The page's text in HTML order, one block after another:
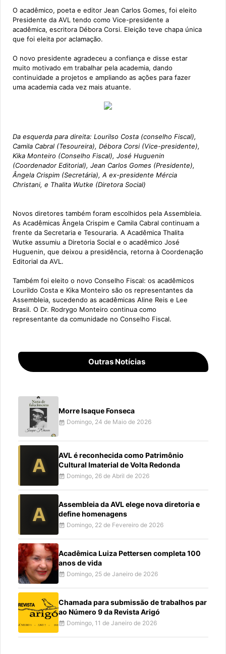
O acadêmico, poeta e editor Jean Carlos Gomes, foi eleito
Presidente da AVL tendo como Vice-presidente a
acadêmica, escritora Débora Corsi. Eleição teve chapa única
que foi eleita por aclamação.
O novo presidente agradeceu a confiança e disse estar
muito motivado em trabalhar pela academia, dando
continuidade a projetos e ampliando as ações para fazer
uma academia cada vez mais atuante.
Da esquerda para direita: Lourilso Costa (conselho Fiscal),
Camila Cabral (Tesoureira), Débora Corsi (Vice-presidente),
Kika Monteiro (Conselho Fiscal), José Huguenin
(Coordenador Editorial), Jean Carlos Gomes (Presidente),
Ângela Crispim (Secretária), A ex-presidente Mércia
Christani, e Thalita Wutke (Diretora Social)
Novos diretores também foram escolhidos pela Assembleia.
As Acadêmicas Ângela Crispim e Camila Cabral continuam a
frente da Secretaria e Tesouraria. A Acadêmica Thalita
Wutke assumiu a Diretoria Social e o acadêmico José
Huguenin, que deixou a presidência, retorna à Coordenação
Editorial da AVL.
Também foi eleito o novo Conselho Fiscal: os acadêmicos
Lourildo Costa e Kika Monteiro são os representantes da
Assembleia, sucedendo as acadêmicas Aline Reis e Lee
Brasil. O Dr. Rodrygo Monteiro continua como
representante da comunidade no Conselho Fiscal.
Outras Notícias
Morre Isaque Fonseca
event_note Domingo, 24 de Maio de 2026
A
AVL é reconhecida como Patrimônio
Cultural Imaterial de Volta Redonda
event_note Domingo, 26 de Abril de 2026
A
Assembleia da AVL elege nova diretoria e
define homenagens
event_note Domingo, 22 de Fevereiro de 2026
Acadêmica Luiza Pettersen completa 100
anos de vida
event_note Domingo, 25 de Janeiro de 2026
Chamada para submissão de trabalhos par
ao Número 9 da Revista Arigó
event_note Domingo, 11 de Janeiro de 2026